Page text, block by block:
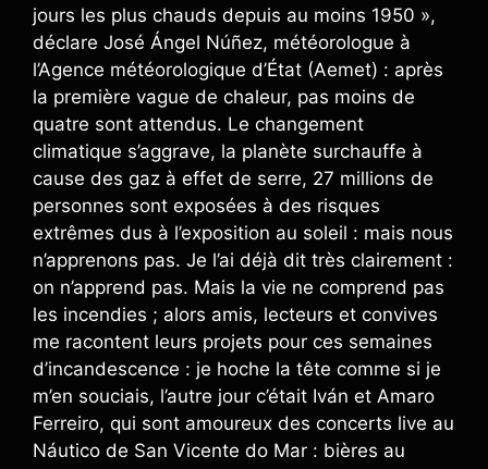
jours les plus chauds depuis au moins 1950 »,
déclare José Ángel Núñez, météorologue à
l’Agence météorologique d’État (Aemet) : après
la première vague de chaleur, pas moins de
quatre sont attendus. Le changement
climatique s’aggrave, la planète surchauffe à
cause des gaz à effet de serre, 27 millions de
personnes sont exposées à des risques
extrêmes dus à l’exposition au soleil : mais nous
n’apprenons pas. Je l’ai déjà dit très clairement :
on n’apprend pas. Mais la vie ne comprend pas
les incendies ; alors amis, lecteurs et convives
me racontent leurs projets pour ces semaines
d’incandescence : je hoche la tête comme si je
m’en souciais, l’autre jour c’était Iván et Amaro
Ferreiro, qui sont amoureux des concerts live au
Náutico de San Vicente do Mar : bières au